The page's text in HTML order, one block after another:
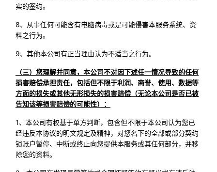
实的签约。
8、从事任何可能含有电脑病毒或是可能侵害本服务系统、资
料之行为。
9、其他本公司有正当理由认为不适当之行为。
（三）您理解并同意，本公司不对因下述任一情况导致的任何
损害赔偿承担责任，包括但不限于利润、商誉、使用、数据等
方面的损失或其他无形损失的损害赔偿（无论本公司是否已被
告知该等损害赔偿的可能性）：
1、本公司有权基于单方判断，包含但不限于本公司认为您已
经违反本协议的明文规定及精神，对您名下的全部或部分契约
锁账户暂停、中断或终止向您提供本服务或其任何部分，并移
除您的资料。